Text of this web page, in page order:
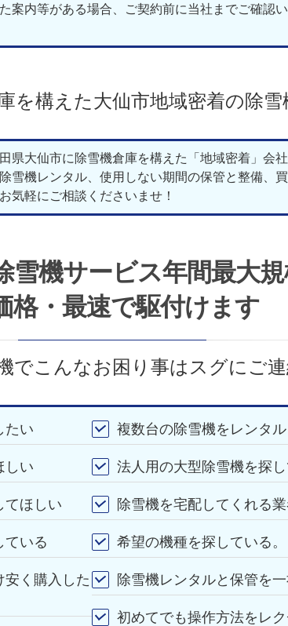
案内等がある場合、ご契約前に当社までご確認
を構えた大仙市地域密着の除
県大仙市に除雪機倉庫を構えた「地域密着」会
雪機レンタル、使用しない期間の保管と整備、
気軽にご相談くださいませ！
雪機サービス年間最大
格・最速で駆付けます
でこんなお困り事はスグにご
たい
しい
てほしい
ている
安く購入した
複数台の除雪機をレンタ
法人用の大型除雪機を探
除雪機を宅配してくれる
希望の機種を探している。
除雪機レンタルと保管を
初めてでも操作方法をレ